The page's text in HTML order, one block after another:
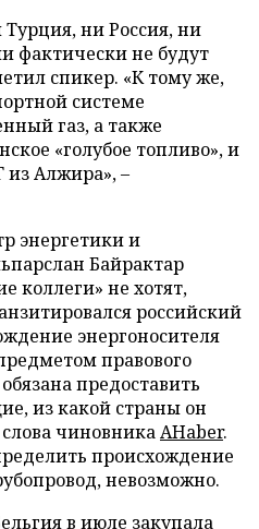
ни Россия, ни
фактически не будут
спикер. «К тому же,
системе
газ, а также
«голубое топливо», и
Алжира», –
энергетики и
Байрактар
коллеги» не хотят,
российский
энергоносителя
правового
предоставить
из какой страны он
чиновникаAHaber.
происхождение
невозможно.
в июле закупала